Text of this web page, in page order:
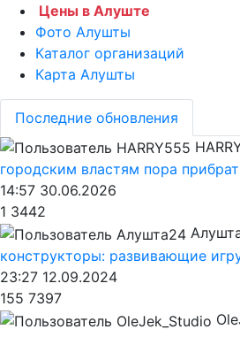
Цены в Алуште
Фото Алушты
Каталог организаций
Карта Алушты
Последние обновления
городским властям пора
14:57 30.06.2026
1 3442
конструкторы: развивающие
23:27 12.09.2024
155 7397